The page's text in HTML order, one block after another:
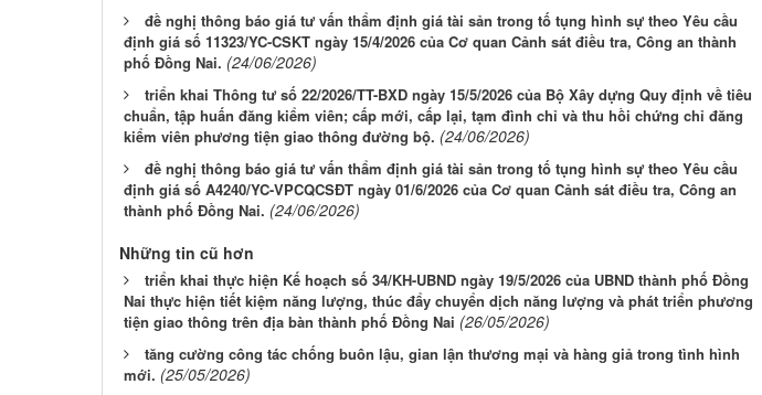
đề nghị thông báo giá tư vấn thẩm định giá tài sản trong tố tụng hình sự theo Yêu cầu
định giá số 11323/YC-CSKT ngày 15/4/2026 của Cơ quan Cảnh sát điều tra, Công an thành
phố Đồng Nai. (24/06/2026)
triển khai Thông tư số 22/2026/TT-BXD ngày 15/5/2026 của Bộ Xây dựng Quy định về tiêu
chuẩn, tập huấn đăng kiểm viên; cấp mới, cấp lại, tạm đình chỉ và thu hồi chứng chỉ đăng
kiểm viên phương tiện giao thông đường bộ. (24/06/2026)
đề nghị thông báo giá tư vấn thẩm định giá tài sản trong tố tụng hình sự theo Yêu cầu
định giá số A4240/YC-VPCQCSĐT ngày 01/6/2026 của Cơ quan Cảnh sát điều tra, Công an
thành phố Đồng Nai. (24/06/2026)
Những tin cũ hơn
triển khai thực hiện Kế hoạch số 34/KH-UBND ngày 19/5/2026 của UBND thành phố Đồng
Nai thực hiện tiết kiệm năng lượng, thúc đẩy chuyển dịch năng lượng và phát triển phương
tiện giao thông trên địa bàn thành phố Đồng Nai (26/05/2026)
tăng cường công tác chống buôn lậu, gian lận thương mại và hàng giả trong tình hình
mới. (25/05/2026)